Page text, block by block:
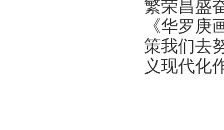
繁荣昌盛
《华罗
策我们去
义现代化